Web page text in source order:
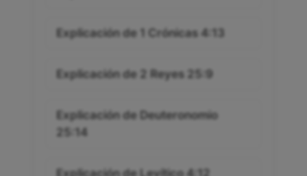
Explicación de 1 Crónicas 4:13
Explicación de 2 Reyes 25:9
Explicación de Deuteronomio
25:14
Explicación de Levítico 4:12